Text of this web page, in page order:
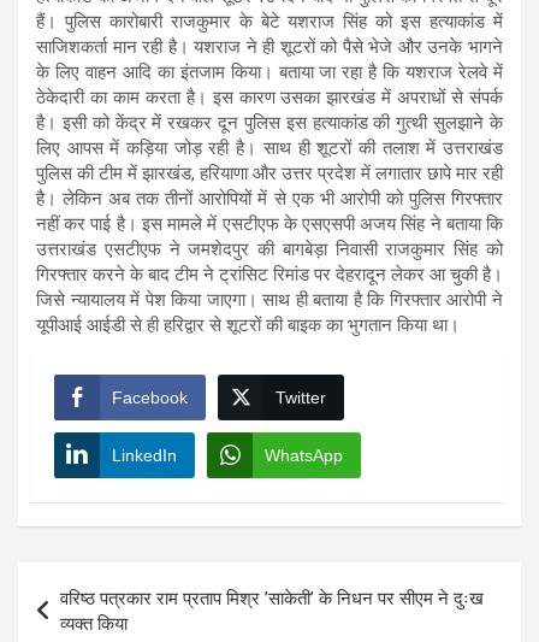
हैं। पुलिस कारोबारी राजकुमार के बेटे यशराज सिंह को इस हत्याकांड में
साजिशकर्ता मान रही है। यशराज ने ही शूटरों को पैसे भेजे और उनके भागने
के लिए वाहन आदि का इंतजाम किया। बताया जा रहा है कि यशराज रेलवे में
ठेकेदारी का काम करता है। इस कारण उसका झारखंड में अपराधों से संपर्क
है। इसी को केंद्र में रखकर दून पुलिस इस हत्याकांड की गुत्थी सुलझाने के
लिए आपस में कड़िया जोड़ रही है। साथ ही शूटरों की तलाश में उत्तराखंड
पुलिस की टीम में झारखंड, हरियाणा और उत्तर प्रदेश में लगातार छापे मार रही
है। लेकिन अब तक तीनों आरोपियों में से एक भी आरोपी को पुलिस गिरफ्तार
नहीं कर पाई है। इस मामले में एसटीएफ के एसएसपी अजय सिंह ने बताया कि
उत्तराखंड एसटीएफ ने जमशेदपुर की बागबेड़ा निवासी राजकुमार सिंह को
गिरफ्तार करने के बाद टीम ने ट्रांसिट रिमांड पर देहरादून लेकर आ चुकी है।
जिसे न्यायालय में पेश किया जाएगा। साथ ही बताया है कि गिरफ्तार आरोपी ने
यूपीआई आईडी से ही हरिद्वार से शूटरों की बाइक का भुगतान किया था।
Facebook Twitter
LinkedIn WhatsApp
navigation
वरिष्ठ पत्रकार राम प्रताप मिश्र ’साकेती’ के निधन पर सीएम ने दुःख
व्यक्त किया